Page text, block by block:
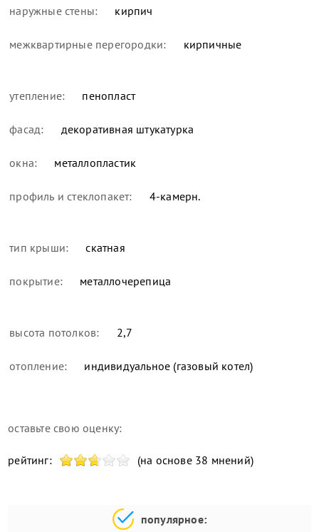
наружные стены: кирпич
межквартирные перегородки: кирпичные
утепление: пенопласт
фасад: декоративная штукатурка
окна: металлопластик
профиль и стеклопакет: 4-камерн.
тип крыши: скатная
покрытие: металлочерепица
высота потолков: 2,7
отопление: индивидуальное (газовый котел)
оставьте свою оценку:
рейтинг: (на основе 38 мнений)
популярное: